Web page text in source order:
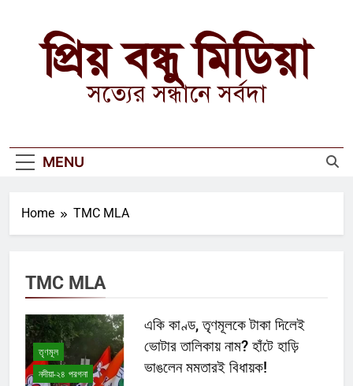
contentপ্রিয় বন্ধু মিডিয়া
সত্যের সন্ধানে সর্বদা
MENU
Home TMC MLA
TMC MLA
তৃণমূল
নদীয়া-২৪ পরগনা
একি কাণ্ড, তৃণমূলকে টাকা দিলেই
ভোটার তালিকায় নাম? হাঁটে হাড়ি
ভাঙলেন মমতারই বিধায়ক!